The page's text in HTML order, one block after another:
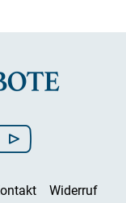
Widerruf